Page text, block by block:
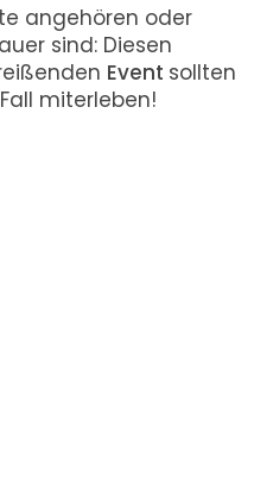
angehören oder
sind: Diesen
Event sollten
miterleben!